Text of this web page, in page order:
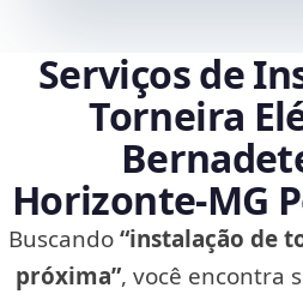
Serviços de
Torneira
Horizonte‑MG
Buscando“instalação de
próxima”, você encontra